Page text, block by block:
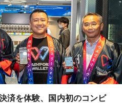
済を体験、国内初のコンビ